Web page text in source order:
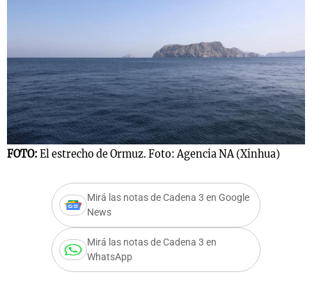
FOTO: El estrecho de Ormuz. Foto: Agencia NA (Xinhua)
Mirá las notas de Cadena 3 en Google
News
Mirá las notas de Cadena 3 en
WhatsApp